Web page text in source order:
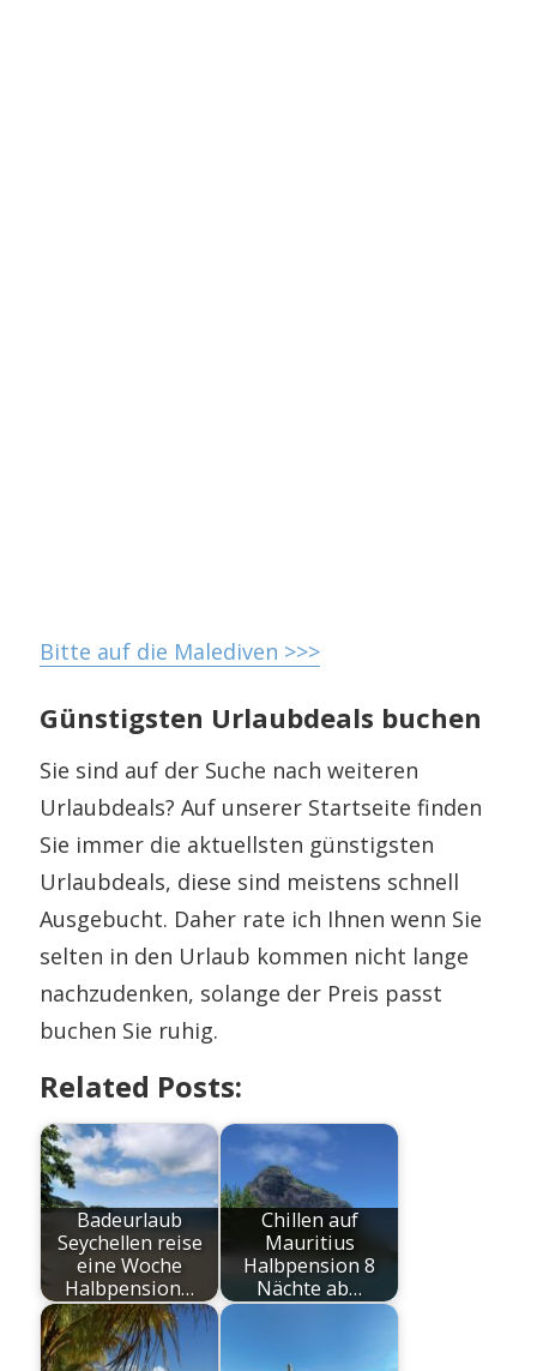
Bitte auf die Malediven >>>
Günstigsten Urlaubdeals buchen
Sie sind auf der Suche nach weiteren
Urlaubdeals? Auf unserer Startseite finden
Sie immer die aktuellsten günstigsten
Urlaubdeals, diese sind meistens schnell
Ausgebucht. Daher rate ich Ihnen wenn Sie
selten in den Urlaub kommen nicht lange
nachzudenken, solange der Preis passt
buchen Sie ruhig.
Related Posts:
Badeurlaub
Seychellen reise
eine Woche
Halbpension…
Chillen auf
Mauritius
Halbpension 8
Nächte ab…